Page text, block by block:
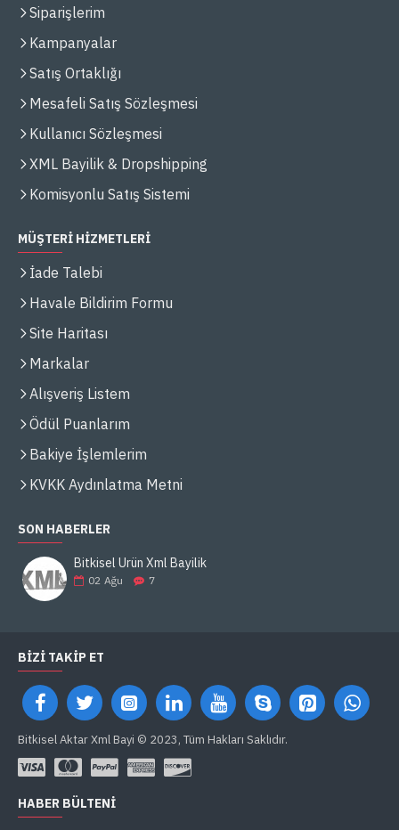
Siparişlerim
Kampanyalar
Satış Ortaklığı
Mesafeli Satış Sözleşmesi
Kullanıcı Sözleşmesi
XML Bayilik & Dropshipping
Komisyonlu Satış Sistemi
MÜŞTERİ HİZMETLERİ
İade Talebi
Havale Bildirim Formu
Site Haritası
Markalar
Alışveriş Listem
Ödül Puanlarım
Bakiye İşlemlerim
KVKK Aydınlatma Metni
SON HABERLER
Bitkisel Ürün Xml Bayilik
02 Ağu 7
BIZI TAKIP ET
Bitkisel Aktar Xml Bayi © 2023, Tüm Hakları Saklıdır.
HABER BÜLTENI